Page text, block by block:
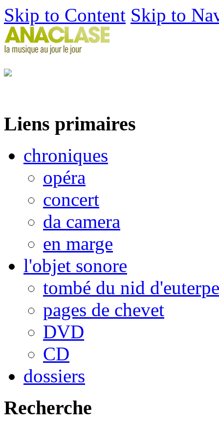
Skip to Content Skip to
Liens primaires
chroniques
opéra
concert
da camera
en marge
l'objet sonore
tombé du nid d'euterpe
pages de chevet
DVD
CD
dossiers
Recherche